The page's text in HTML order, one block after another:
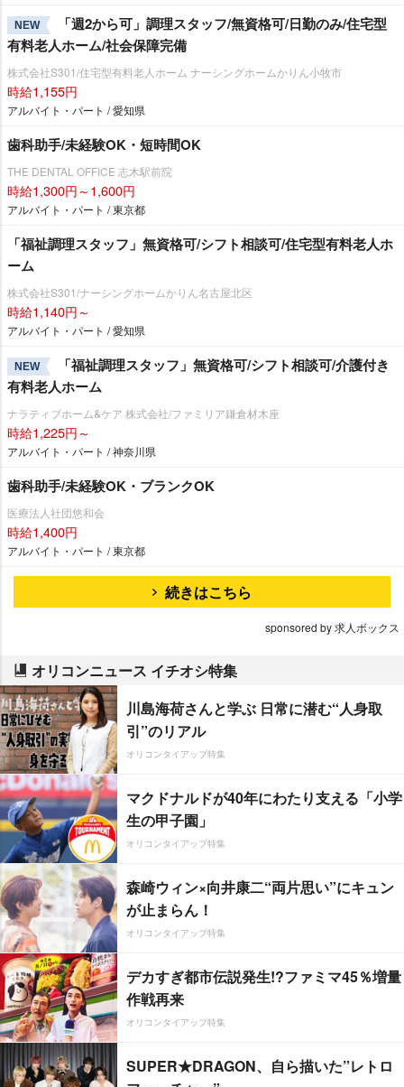
NEW
「週2から可」調理スタッフ/無資格可/日勤のみ/住宅型
有料老人ホーム/社会保障完備
株式会社S301/住宅型有料老人ホーム ナーシングホームかりん小牧市
時給1,155円
アルバイト・パート / 愛知県
歯科助手/未経験OK・短時間OK
THE DENTAL OFFICE 志木駅前院
時給1,300円～1,600円
アルバイト・パート / 東京都
「福祉調理スタッフ」無資格可/シフト相談可/住宅型有料老人ホ
ーム
株式会社S301/ナーシングホームかりん名古屋北区
時給1,140円～
アルバイト・パート / 愛知県
NEW
「福祉調理スタッフ」無資格可/シフト相談可/介護付き
有料老人ホーム
ナラティブホーム&ケア 株式会社/ファミリア鎌倉材木座
時給1,225円～
アルバイト・パート / 神奈川県
歯科助手/未経験OK・ブランクOK
医療法人社団悠和会
時給1,400円
アルバイト・パート / 東京都
続きはこちら
sponsored by 求人ボックス
オリコンニュース イチオシ特集
川島海荷さんと学ぶ 日常に潜む“人身取
引”のリアル
オリコンタイアップ特集
マクドナルドが40年にわたり支える「小学
生の甲子園」
オリコンタイアップ特集
森崎ウィン×向井康二“両片思い”にキュン
が止まらん！
オリコンタイアップ特集
デカすぎ都市伝説発生!?ファミマ45％増量
作戦再来
オリコンタイアップ特集
SUPER★DRAGON、自ら描いた”レトロ